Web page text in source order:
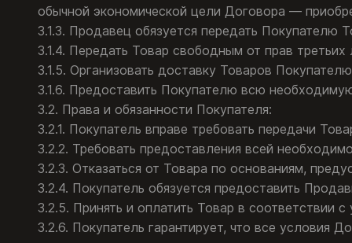
обычной экономической цели Договора —
3.1.3. Продавец обязуется передать
3.1.4. Передать Товар свободным от прав третьих
3.1.5. Организовать доставку Товаров
3.1.6. Предоставить Покупателю всю
3.2. Права и обязанности Покупателя:
3.2.1. Покупатель вправе требовать передачи
3.2.2. Требовать предоставления всей
3.2.3. Отказаться от Товара по основаниям,
3.2.4. Покупатель обязуется предоставить
3.2.5. Принять и оплатить Товар в соответствии
3.2.6. Покупатель гарантирует, что все условия